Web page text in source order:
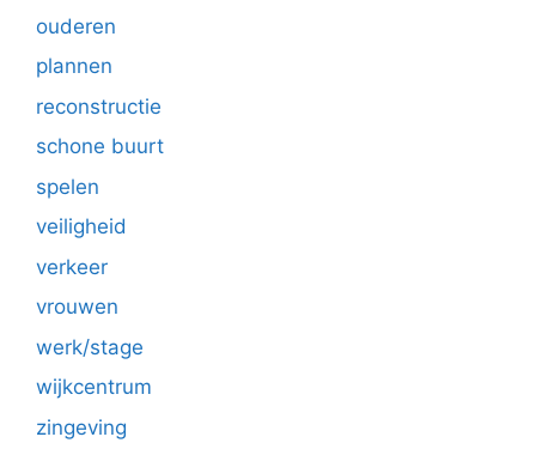
ouderen
plannen
reconstructie
schone buurt
spelen
veiligheid
verkeer
vrouwen
werk/stage
wijkcentrum
zingeving